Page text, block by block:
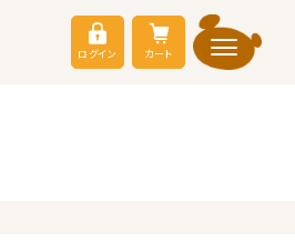
ログイン カート